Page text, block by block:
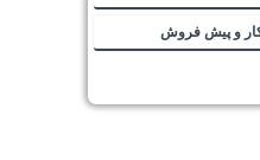
و پیش فروش